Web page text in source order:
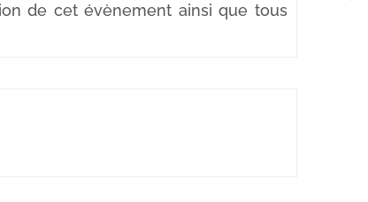
de cet évènement ainsi que tous